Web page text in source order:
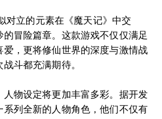
对立的元素在《魔天记》中交
冒险篇章。这款游戏不仅仅满足
爱，更将修仙世界的深度与激情战
斗都充满期待。
人物设定将更加丰富多彩。据开发
系列全新的人物角色，他们不仅有